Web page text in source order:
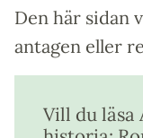
Den här sidan
antagen eller
Vill du läsa